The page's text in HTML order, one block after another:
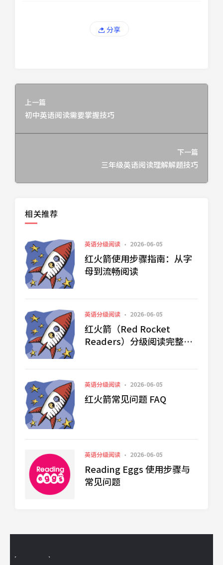
分享
上一篇
初中英语阅读需要掌握技巧
下一篇
三年级英语阅读理解解题技巧
相关推荐
英语分级阅读 2026-06-05
红火箭使用步骤指南：从字
母到流畅阅读
英语分级阅读 2026-06-05
红火箭（Red Rocket
Readers）分级阅读完整介
英语分级阅读 2026-06-05
红火箭常见问题 FAQ
英语分级阅读 2026-06-05
Reading Eggs 使用步骤与
常见问题